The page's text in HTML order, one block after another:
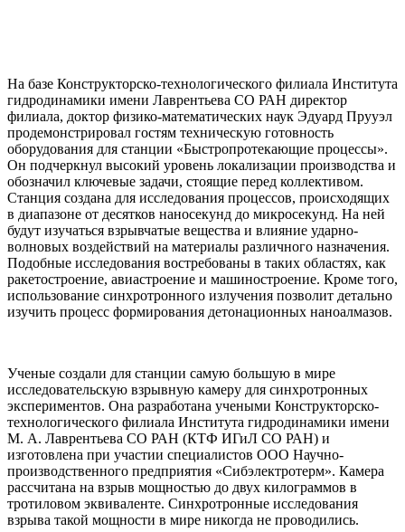
На базе Конструкторско-технологического филиала Института
гидродинамики имени Лаврентьева СО РАН директор
филиала, доктор физико-математических наук Эдуард Прууэл
продемонстрировал гостям техническую готовность
оборудования для станции «Быстропротекающие процессы».
Он подчеркнул высокий уровень локализации производства и
обозначил ключевые задачи, стоящие перед коллективом.
Станция создана для исследования процессов, происходящих
в диапазоне от десятков наносекунд до микросекунд. На ней
будут изучаться взрывчатые вещества и влияние ударно-
волновых воздействий на материалы различного назначения.
Подобные исследования востребованы в таких областях, как
ракетостроение, авиастроение и машиностроение. Кроме того,
использование синхротронного излучения позволит детально
изучить процесс формирования детонационных наноалмазов.
Ученые создали для станции самую большую в мире
исследовательскую взрывную камеру для синхротронных
экспериментов. Она разработана учеными Конструкторско-
технологического филиала Института гидродинамики имени
М. А. Лаврентьева СО РАН (КТФ ИГиЛ СО РАН) и
изготовлена при участии специалистов ООО Научно-
производственного предприятия «Сибэлектротерм». Камера
рассчитана на взрыв мощностью до двух килограммов в
тротиловом эквиваленте. Синхротронные исследования
взрыва такой мощности в мире никогда не проводились.